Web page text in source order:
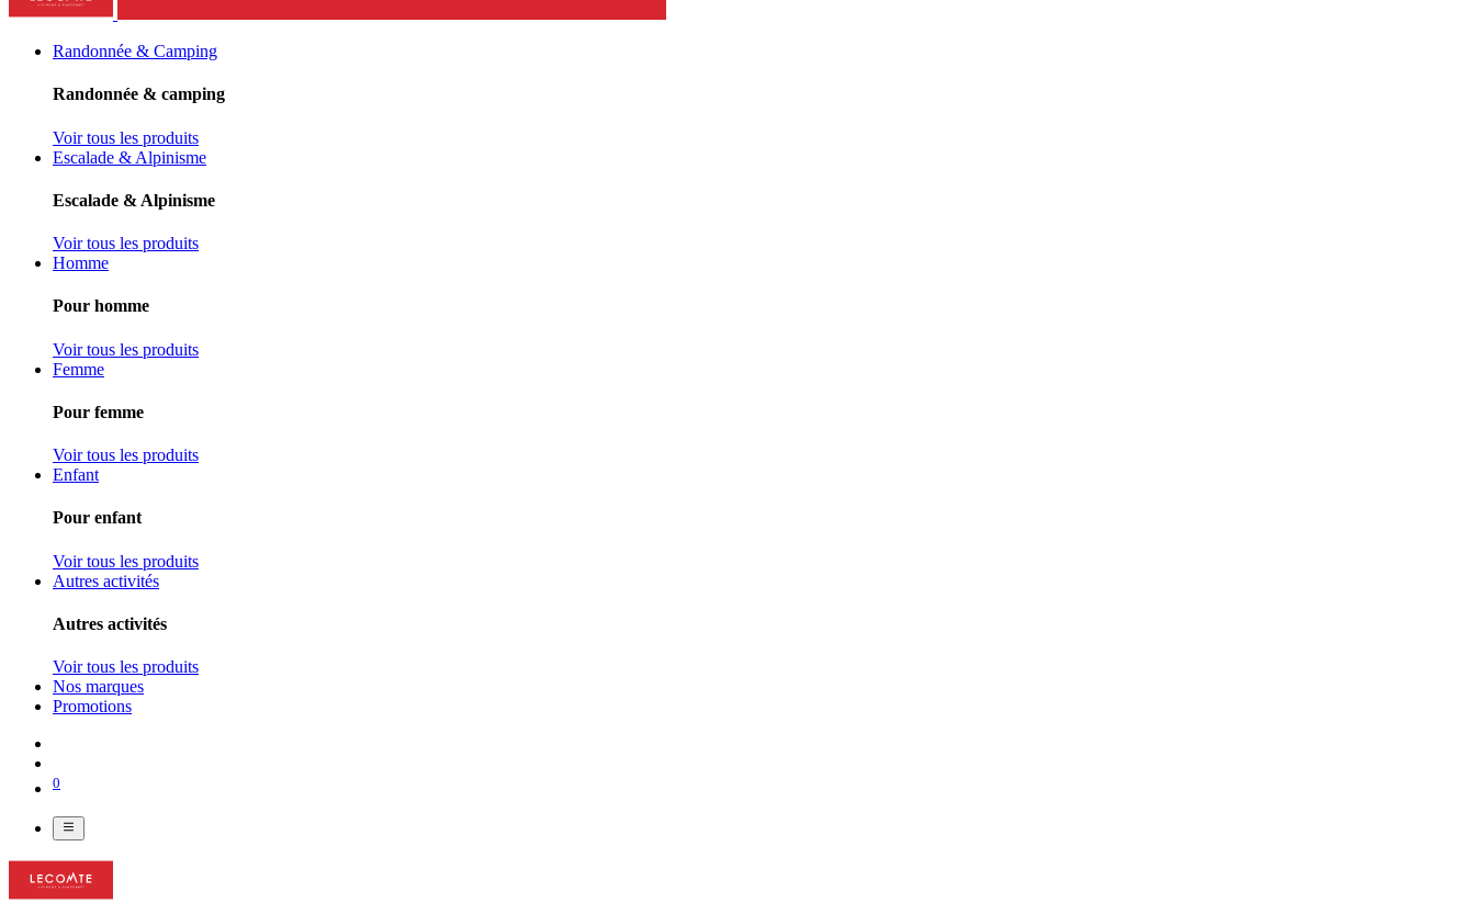
Randonnée & Camping
Randonnée & camping
Voir tous les produits
Escalade & Alpinisme
Escalade & Alpinisme
Voir tous les produits
Homme
Pour homme
Voir tous les produits
Femme
Pour femme
Voir tous les produits
Enfant
Pour enfant
Voir tous les produits
Autres activités
Autres activités
Voir tous les produits
Nos marques
Promotions
0